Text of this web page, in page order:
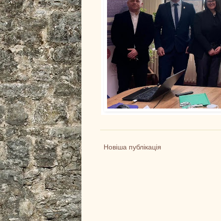
Новіша публікація